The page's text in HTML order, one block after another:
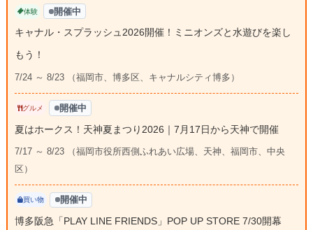
体験 開催中
キャナル・スプラッシュ2026開催！ミニオンズと水遊びを楽し
もう！
7/24 ～ 8/23 （福岡市、博多区、キャナルシティ博多）
グルメ 開催中
夏はホークス！天神夏まつり2026｜7月17日から天神で開催
7/17 ～ 8/23 （福岡市役所西側ふれあい広場、天神、福岡市、中央
区）
買い物 開催中
博多阪急「PLAY LINE FRIENDS」POP UP STORE 7/30開幕